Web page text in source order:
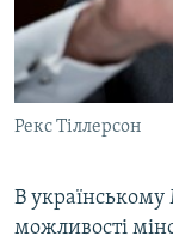
Рекс Тіллерсон
В
можливості